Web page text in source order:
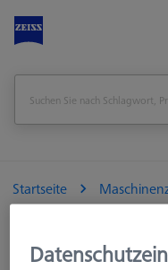
Startseite